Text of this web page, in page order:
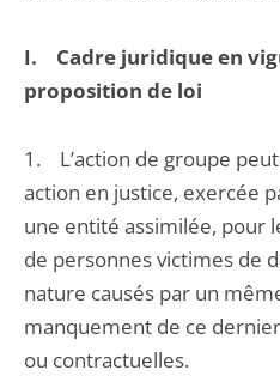
I. Cadre juridique en
proposition de loi
1. L’action de groupe
action en justice, exercée
une entité assimilée, pour
de personnes victimes de
nature causés par un
manquement de ce
ou contractuelles.